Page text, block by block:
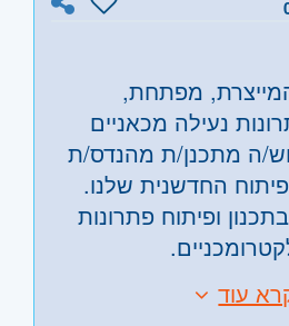
מפתחת,
נעילה מכאניים
ה מתכנן/ת מהנדס/ת
החדשנית שלנו.
ופיתוח פתרונות
תהליכים ופיתוח
עוד